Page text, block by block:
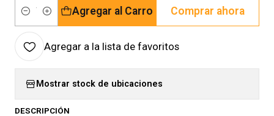
Cantidad
Agregar al Carro Comprar ahora
Agregar a la lista de favoritos
Mostrar stock de ubicaciones
DESCRIPCIÓN